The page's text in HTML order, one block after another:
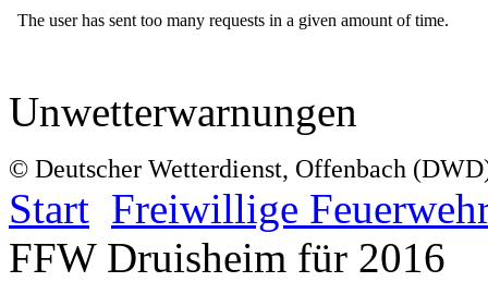
Unwetterwarnungen
© Deutscher Wetterdienst, Offenbach
Start Freiwillige
FFW Druisheim für 2016